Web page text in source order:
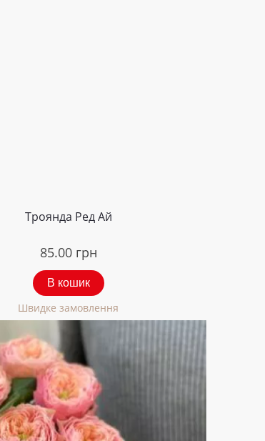
Троянда Ред Ай
85.00 грн
В кошик
Швидке замовлення